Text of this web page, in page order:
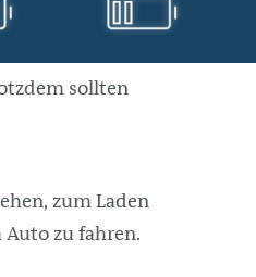
sollten
zum Laden
zu fahren.